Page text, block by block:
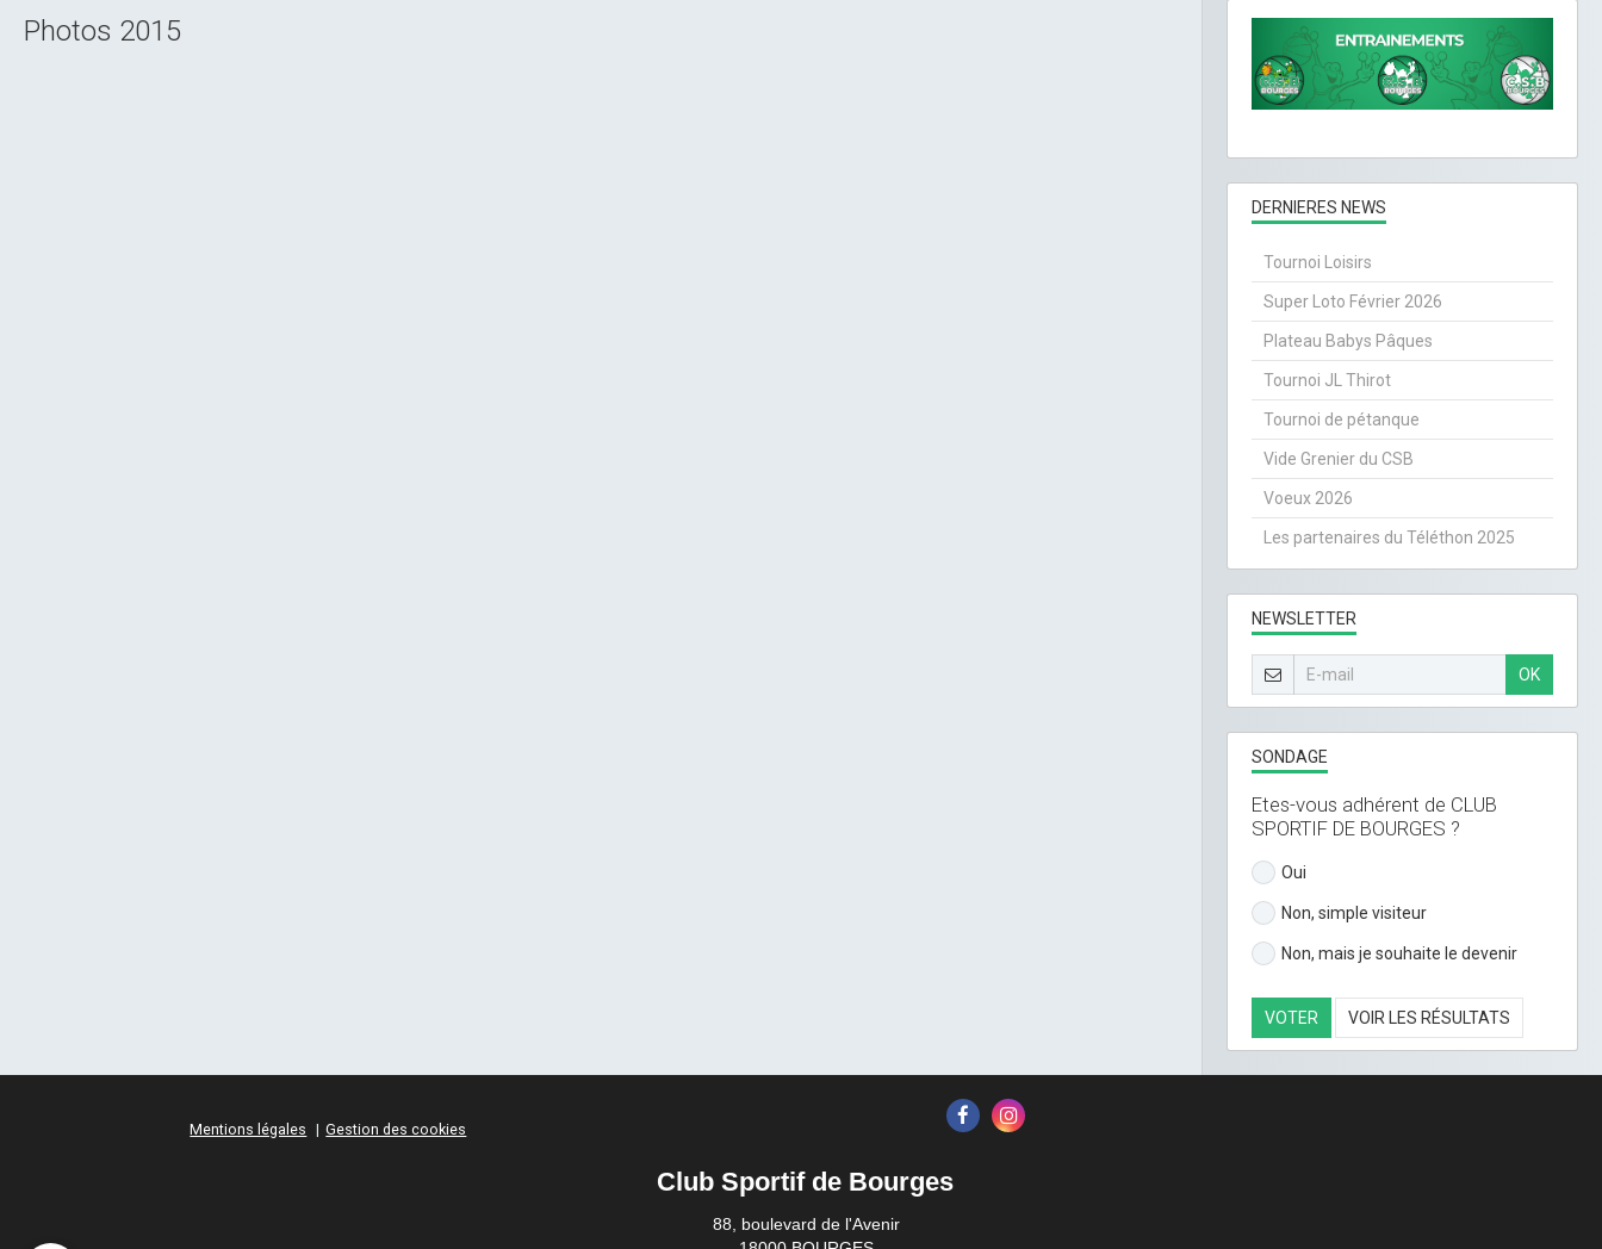
Photos 2015
DERNIERES NEWS
Tournoi Loisirs
Super Loto Février 2026
Plateau Babys Pâques
Tournoi JL Thirot
Tournoi de pétanque
Vide Grenier du CSB
Voeux 2026
Les partenaires du Téléthon 2025
NEWSLETTER
OK
SONDAGE
Etes-vous adhérent de CLUB
SPORTIF DE BOURGES ?
Oui
Non, simple visiteur
Non, mais je souhaite le devenir
VOTER VOIR LES RÉSULTATS
Mentions légales Gestion des cookies
Club Sportif de Bourges
88, boulevard de l'Avenir